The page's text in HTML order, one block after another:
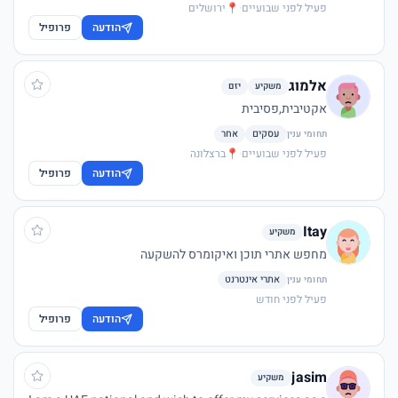
פעיל לפני שבועיים·
📍 ירושלים
הודעה
פרופיל
אלמוג משקיע יזם
אקטיבית,פסיבית
תחומי ענין עסקים אחר
פעיל לפני שבועיים·
📍 ברצלונה
הודעה
פרופיל
Itay משקיע
מחפש אתרי תוכן ואיקומרס להשקעה
תחומי ענין אתרי אינטרנט
פעיל לפני חודש
הודעה
פרופיל
jasim משקיע